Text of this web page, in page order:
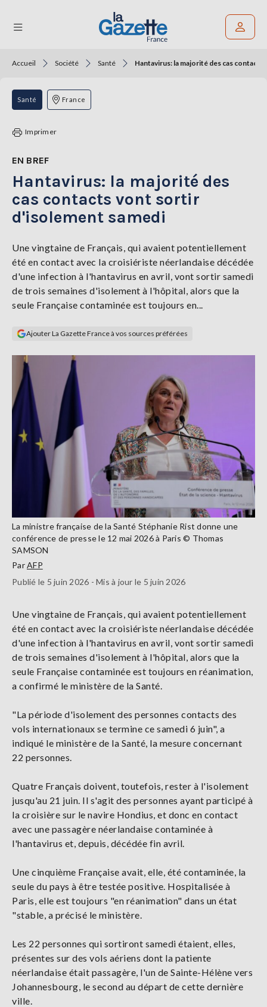
THÉMATIQUES
RÉGIONS
TENDANCES
SERVICES
LA
Se
connecter
Accueil Société Santé Hantavirus: la majorité des cas
Santé France
Imprimer
EN BREF
Hantavirus: la majorité des
cas contacts vont sortir
d'isolement samedi
Une vingtaine de Français, qui avaient potentiellement
été en contact avec la croisiériste néerlandaise décédée
d'une infection à l'hantavirus en avril, vont sortir samedi
de trois semaines d'isolement à l'hôpital, alors que la
seule Française contaminée est toujours en...
Ajouter La Gazette France à vos sources préférées
La ministre française de la Santé Stéphanie Rist donne une
conférence de presse le 12 mai 2026 à Paris © Thomas
SAMSON
ParAFP
Publié le 5 juin 2026 - Mis à jour le 5 juin 2026
Une vingtaine de Français, qui avaient potentiellement
été en contact avec la croisiériste néerlandaise décédée
d'une infection à l'hantavirus en avril, vont sortir samedi
de trois semaines d'isolement à l'hôpital, alors que la
seule Française contaminée est toujours en réanimation,
a confirmé le ministère de la Santé.
"La période d'isolement des personnes contacts des
vols internationaux se termine ce samedi 6 juin", a
indiqué le ministère de la Santé, la mesure concernant
22 personnes.
Quatre Français doivent, toutefois, rester à l'isolement
jusqu'au 21 juin. Il s'agit des personnes ayant participé à
la croisière sur le navire Hondius, et donc en contact
avec une passagère néerlandaise contaminée à
l'hantavirus et, depuis, décédée fin avril.
Une cinquième Française avait, elle, été contaminée, la
seule du pays à être testée positive. Hospitalisée à
Paris, elle est toujours "en réanimation" dans un état
"stable, a précisé le ministère.
Les 22 personnes qui sortiront samedi étaient, elles,
présentes sur des vols aériens dont la patiente
néerlandaise était passagère, l'un de Sainte-Hélène vers
Johannesbourg, le second au départ de cette dernière
ville.